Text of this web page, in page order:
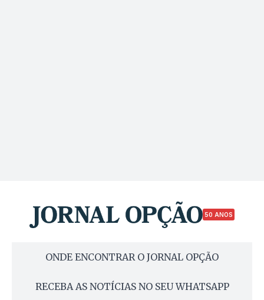
50 ANOS
ONDE ENCONTRAR O JORNAL OPÇÃO
RECEBA AS NOTÍCIAS NO SEU WHATSAPP